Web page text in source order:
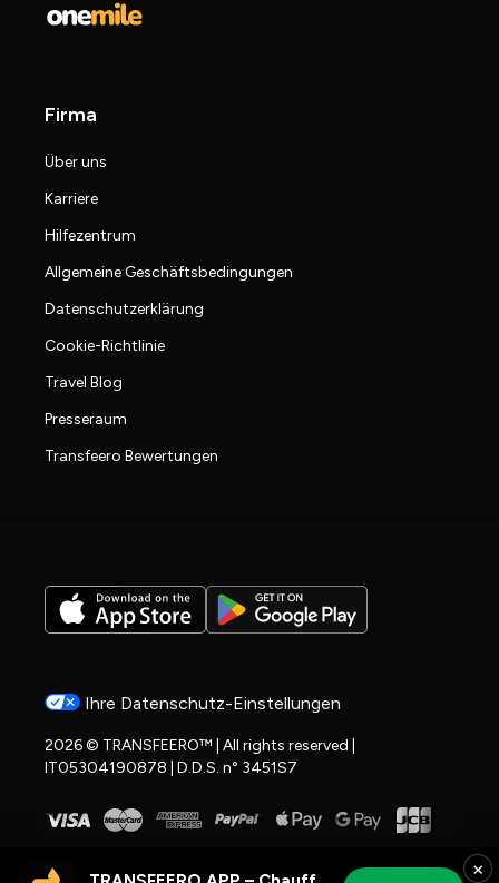
Firma
Über uns
Karriere
Hilfezentrum
Allgemeine Geschäftsbedingungen
Datenschutzerklärung
Cookie-Richtlinie
Travel Blog
Presseraum
Transfeero Bewertungen
Ihre Datenschutz-Einstellungen
2026 © TRANSFEERO™ | All rights reserved |
IT05304190878 | D.D.S. n° 3451S7
×